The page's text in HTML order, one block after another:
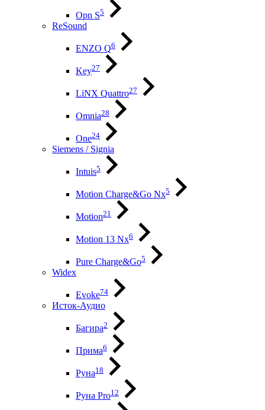
Opn S5
ReSound
ENZO Q6
Key27
LiNX Quattro27
Omnia28
One24
Siemens / Signia
Intuis5
Motion Charge&Go Nx5
Motion21
Motion 13 Nx6
Pure Charge&Go5
Widex
Evoke74
Исток-Аудио
Багира2
Прима6
Руна18
Руна Pro12